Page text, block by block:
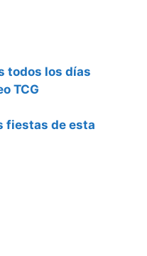
todos los días
TCG
fiestas de esta